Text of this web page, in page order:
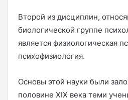
Второй из дисциплин,
биологической группе
является физиологическая
психофизиология.
Основы этой науки были
половине XIX века теми